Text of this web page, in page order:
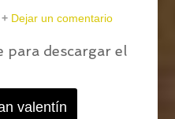
Dejar un comentario
para descargar el
valentín